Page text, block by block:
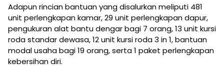
Adapun rincian bantuan yang disalurkan meliputi 481
unit perlengkapan kamar, 29 unit perlengkapan dapur,
pengukuran alat bantu dengar bagi 7 orang, 13 unit kursi
roda standar dewasa, 12 unit kursi roda 3 in 1, bantuan
modal usaha bagi 19 orang, serta 1 paket perlengkapan
kebersihan diri.